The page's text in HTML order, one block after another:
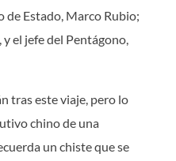
de Estado, Marco Rubio;
el jefe del Pentágono,
tras este viaje, pero lo
chino de una
un chiste que se